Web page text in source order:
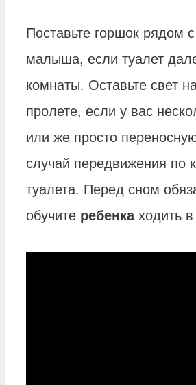
Поставьте горшок рядом
малыша, если туалет
комнаты. Оставьте свет
пролете, если у вас
или же просто
случай передвижения по
туалета. Перед сном
обучите ребенкаходить в